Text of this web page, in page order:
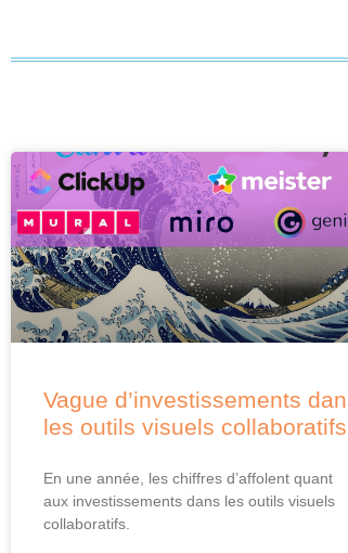
Vague d’investissements
les outils visuels collaboratifs
En une année, les chiffres d’affolent quant
aux investissements dans les outils visuels
collaboratifs.